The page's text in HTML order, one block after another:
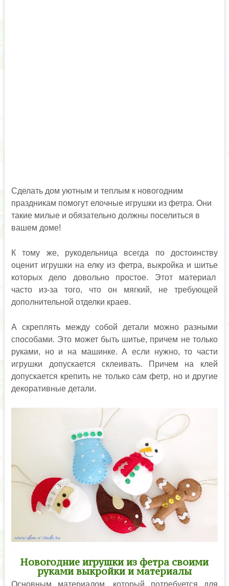
Сделать дом уютным и теплым к новогодним
праздникам помогут елочные игрушки из фетра. Они
такие милые и обязательно должны поселиться в
вашем доме!
К тому же, рукодельница всегда по достоинству
оценит игрушки на елку из фетра, выкройка и шитье
которых дело довольно простое. Этот материал
часто из-за того, что он мягкий, не требующей
дополнительной отделки краев.
А скреплять между собой детали можно разными
способами. Это может быть шитье, причем не только
руками, но и на машинке. А если нужно, то части
игрушки допускается склеивать. Причем на клей
допускается крепить не только сам фетр, но и другие
декоративные детали.
Новогодние игрушки из фетра своими
руками выкройки и материалы